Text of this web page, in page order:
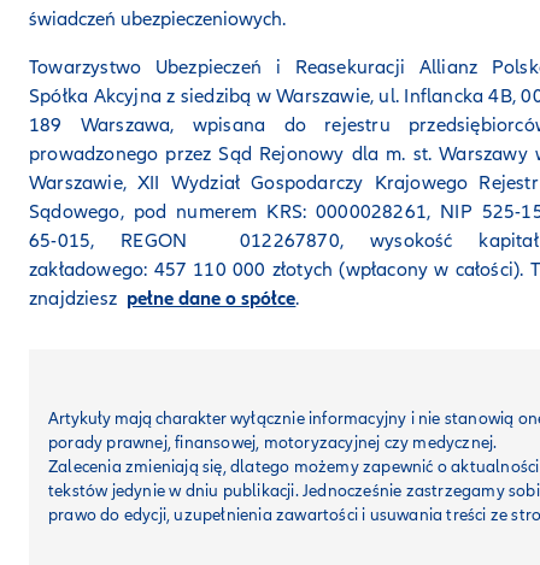
świadczeń ubezpieczeniowych.
Towarzystwo Ubezpieczeń i Reasekuracji Allianz
Spółka Akcyjna z siedzibą w Warszawie, ul. Inflancka 4B,
189 Warszawa, wpisana do rejestru
prowadzonego przez Sąd Rejonowy dla m. st. Warszawy
Warszawie, XII Wydział Gospodarczy Krajowego
Sądowego, pod numerem KRS: 0000028261, NIP 525-
65-015, REGON 012267870, wysokość
zakładowego: 457 110 000 złotych (wpłacony w całości).
znajdziesz pełne dane o spółce.
Artykuły mają charakterwyłącznie informacyjny i nie stanowią
porady prawnej, finansowej, motoryzacyjnej czy medycznej.
Zalecenia zmieniają się, dlatego możemy zapewnić o aktualności
tekstów jedynie w dniu publikacji. Jednocześnie zastrzegamy
prawo do edycji, uzupełnienia zawartości i usuwania treści ze